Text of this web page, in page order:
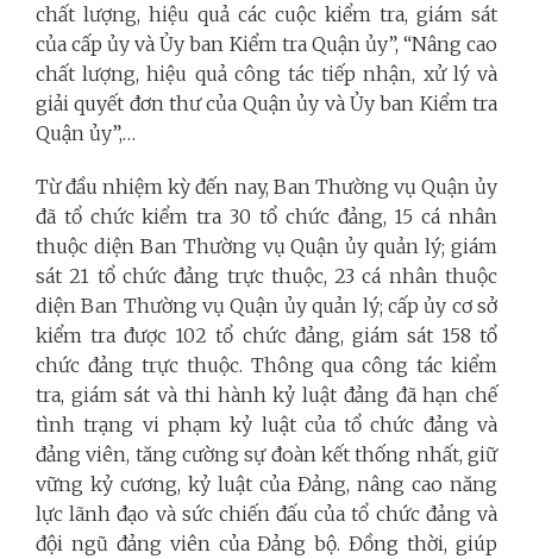
chất lượng, hiệu quả các cuộc kiểm tra, giám sát
của cấp ủy và Ủy ban Kiểm tra Quận ủy”, “Nâng cao
chất lượng, hiệu quả công tác tiếp nhận, xử lý và
giải quyết đơn thư của Quận ủy và Ủy ban Kiểm tra
Quận ủy”,…
Từ đầu nhiệm kỳ đến nay, Ban Thường vụ Quận ủy
đã tổ chức kiểm tra 30 tổ chức đảng, 15 cá nhân
thuộc diện Ban Thường vụ Quận ủy quản lý; giám
sát 21 tổ chức đảng trực thuộc, 23 cá nhân thuộc
diện Ban Thường vụ Quận ủy quản lý; cấp ủy cơ sở
kiểm tra được 102 tổ chức đảng, giám sát 158 tổ
chức đảng trực thuộc. Thông qua công tác kiểm
tra, giám sát và thi hành kỷ luật đảng đã hạn chế
tình trạng vi phạm kỷ luật của tổ chức đảng và
đảng viên, tăng cường sự đoàn kết thống nhất, giữ
vững kỷ cương, kỷ luật của Đảng, nâng cao năng
lực lãnh đạo và sức chiến đấu của tổ chức đảng và
đội ngũ đảng viên của Đảng bộ. Đồng thời, giúp